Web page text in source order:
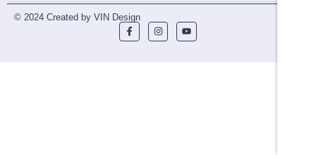
© 2024 Created by VIN Design